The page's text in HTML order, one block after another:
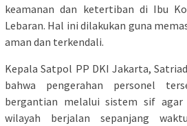
keamanan dan ketertiban di Ibu
Lebaran. Hal ini dilakukan guna
aman dan terkendali.
Kepala Satpol PP DKI Jakarta,
bahwa pengerahan personel
bergantian melalui sistem sif agar
wilayah berjalan sepanjang